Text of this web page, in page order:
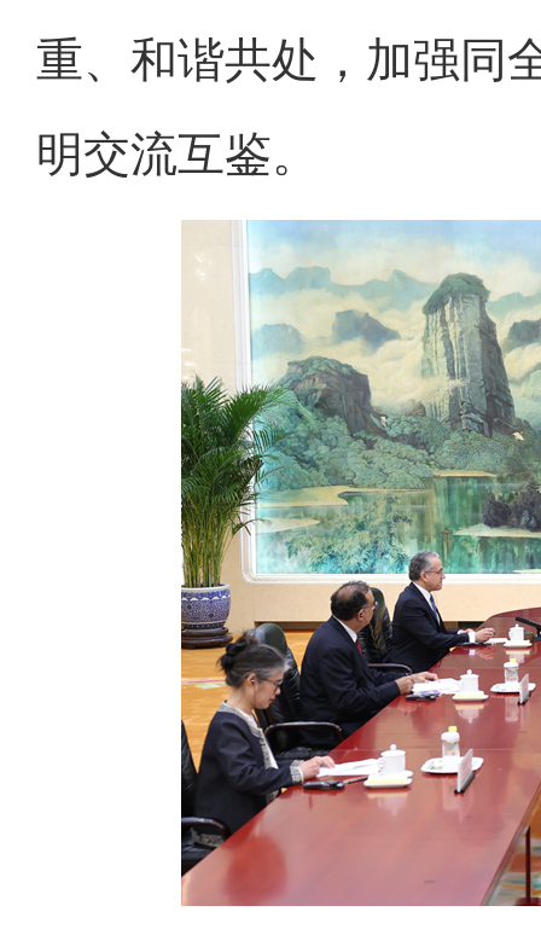
重、和谐共处，加强同
明交流互鉴。